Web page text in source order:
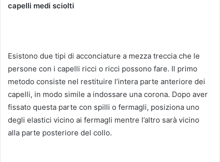
capelli medi sciolti
Esistono due tipi di acconciature a mezza treccia che le
persone con i capelli ricci o ricci possono fare. Il primo
metodo consiste nel restituire l’intera parte anteriore dei
capelli, in modo simile a indossare una corona. Dopo aver
fissato questa parte con spilli o fermagli, posiziona uno
degli elastici vicino ai fermagli mentre l’altro sarà vicino
alla parte posteriore del collo.